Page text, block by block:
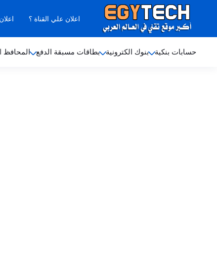
اعلان علي القناة ؟
حسابات بنكية بنوك الكترونية بطاقات مسبقة الدفع المحافظ